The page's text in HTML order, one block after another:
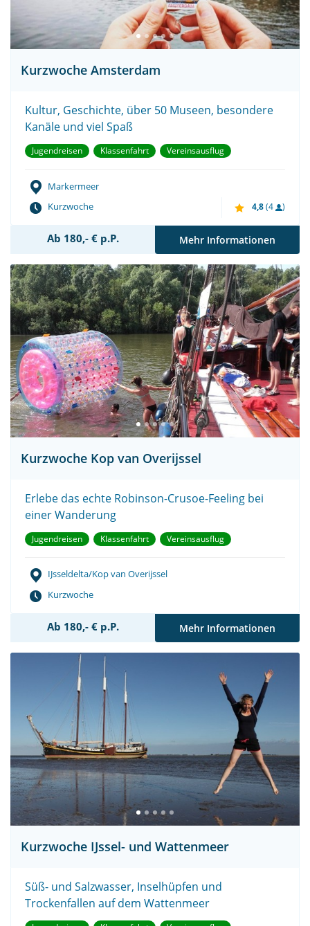
Kurzwoche Amsterdam
Kultur, Geschichte, über 50 Museen, besondere
Kanäle und viel Spaß
Jugendreisen Klassenfahrt Vereinsausflug
Markermeer
Kurzwoche
4,8(4 )
Ab 180,- € p.P. Mehr Informationen
Kurzwoche Kop van Overijssel
Erlebe das echte Robinson-Crusoe-Feeling bei
einer Wanderung
Jugendreisen Klassenfahrt Vereinsausflug
IJsseldelta/Kop van Overijssel
Kurzwoche
Ab 180,- € p.P. Mehr Informationen
Kurzwoche IJssel- und Wattenmeer
Süß- und Salzwasser, Inselhüpfen und
Trockenfallen auf dem Wattenmeer